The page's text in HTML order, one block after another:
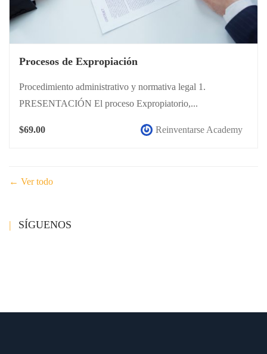
Procesos de Expropiación
Procedimiento administrativo y normativa legal 1.
PRESENTACIÓN El proceso Expropiatorio,...
$69.00 Reinventarse Academy
Ver todo
SÍGUENOS